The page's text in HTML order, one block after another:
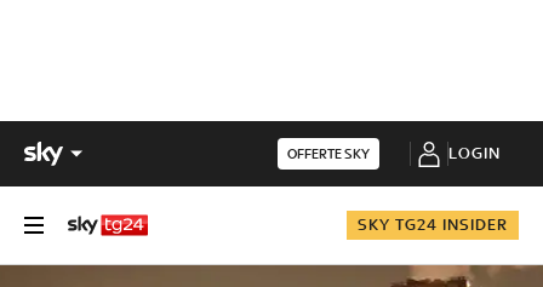
OFFERTE SKY LOGIN
SKY TG24 INSIDER